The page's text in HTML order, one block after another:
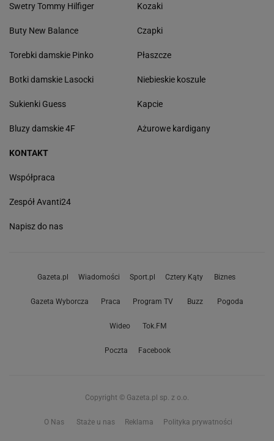
Swetry Tommy Hilfiger
Buty New Balance
Torebki damskie Pinko
Botki damskie Lasocki
Sukienki Guess
Bluzy damskie 4F
Kozaki
Czapki
Płaszcze
Niebieskie koszule
Kapcie
Ażurowe kardigany
KONTAKT
Współpraca
Zespół Avanti24
Napisz do nas
Gazeta.pl Wiadomości Sport.pl Cztery Kąty Biznes
Gazeta Wyborcza Praca Program TV Buzz Pogoda
Wideo Tok.FM
Poczta Facebook
Copyright © Gazeta.pl sp. z o.o.
O Nas Staże u nas Reklama Polityka prywatności